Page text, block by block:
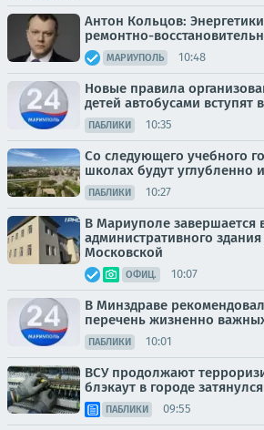
Антон Кольцов:
ремонтно-
МАРИУПОЛЬ 10:48
Новые правила
детей автобусами вступят
ПАБЛИКИ 10:35
Со следующего учебного
школах будут углубленно
ПАБЛИКИ 10:27
В Мариуполе завершается
административного
Московской
ОФИЦ. 10:07
В Минздраве
перечень жизненно
ПАБЛИКИ 10:01
ВСУ продолжают
блэкаут в городе затянулся
ПАБЛИКИ 09:55